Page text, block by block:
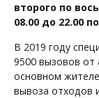
второго по
08.00 до 22.00
В 2019 году
9500 вызовов от
основном
вывоза отходов